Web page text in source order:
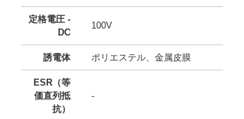
定格電圧 -
DC
100V
誘電体 ポリエステル、金属皮膜
ESR（等
価直列抵
抗）
-